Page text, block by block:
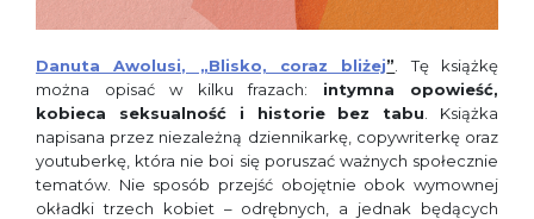
Danuta Awolusi, „Blisko, coraz bliżej” . Tę książkę
można opisać w kilku frazach: intymna opowieść,
kobieca seksualność i historie bez tabu . Książka
napisana przez niezależną dziennikarkę, copywriterkę oraz
youtuberkę, która nie boi się poruszać ważnych społecznie
tematów. Nie sposób przejść obojętnie obok wymownej
okładki trzech kobiet – odrębnych, a jednak będących